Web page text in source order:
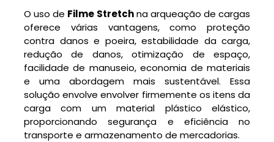
O uso de Filme Stretchna arqueação de cargas
oferece várias vantagens, como proteção
contra danos e poeira, estabilidade da carga,
redução de danos, otimização de espaço,
facilidade de manuseio, economia de materiais
e uma abordagem mais sustentável. Essa
solução envolve envolver firmemente os itens da
carga com um material plástico elástico,
proporcionando segurança e eficiência no
transporte e armazenamento de mercadorias.